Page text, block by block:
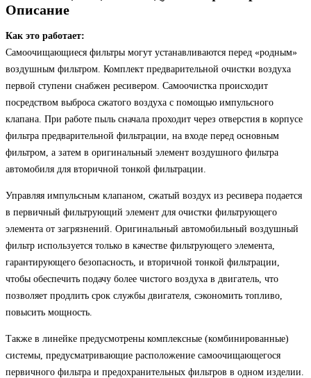
Описание
Как это работает:
Самоочищающиеся фильтры могут устанавливаются перед «родным»
воздушным фильтром. Комплект предварительной очистки воздуха
первой ступени снабжен ресивером. Cамоочистка происходит
посредством выброса сжатого воздуха с помощью импульсного
клапана. При работе пыль сначала проходит через отверстия в корпусе
фильтра предварительной фильтрации, на входе перед основным
фильтром, а затем в оригинальный элемент воздушного фильтра
автомобиля для вторичной тонкой фильтрации.
Управляя импульсным клапаном, сжатый воздух из ресивера подается
в первичный фильтрующий элемент для очистки фильтрующего
элемента от загрязнений. Оригинальный автомобильный воздушный
фильтр используется только в качестве фильтрующего элемента,
гарантирующего безопасность, и вторичной тонкой фильтрации,
чтобы обеспечить подачу более чистого воздуха в двигатель, что
позволяет продлить срок службы двигателя, сэкономить топливо,
повысить мощность.
Также в линейке предусмотрены комплексные (комбинированные)
системы, предусматривающие расположение самоочищающегося
первичного фильтра и предохранительных фильтров в одном изделии.